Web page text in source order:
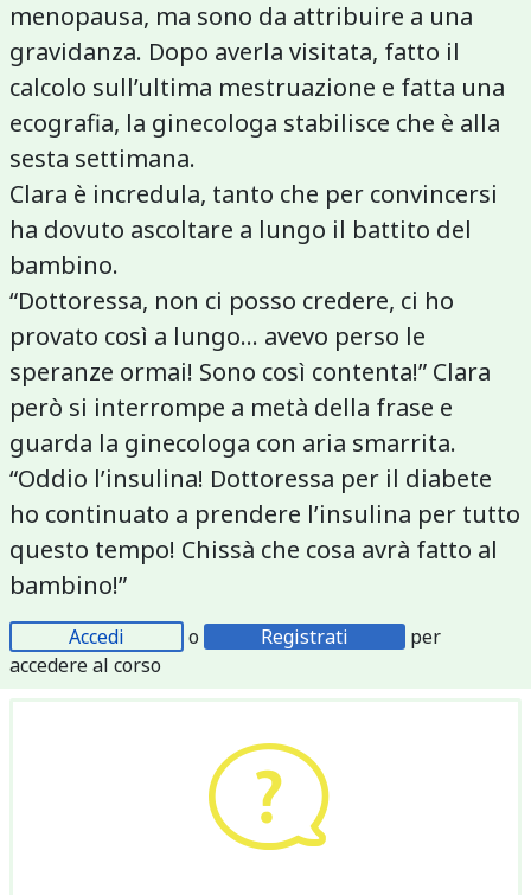
menopausa, ma sono da attribuire a una
gravidanza. Dopo averla visitata, fatto il
calcolo sull’ultima mestruazione e fatta una
ecografia, la ginecologa stabilisce che è alla
sesta settimana.
Clara è incredula, tanto che per convincersi
ha dovuto ascoltare a lungo il battito del
bambino.
“Dottoressa, non ci posso credere, ci ho
provato così a lungo... avevo perso le
speranze ormai! Sono così contenta!” Clara
però si interrompe a metà della frase e
guarda la ginecologa con aria smarrita.
“Oddio l’insulina! Dottoressa per il diabete
ho continuato a prendere l’insulina per tutto
questo tempo! Chissà che cosa avrà fatto al
bambino!”
Accedi o Registrati
per
accedere al corso